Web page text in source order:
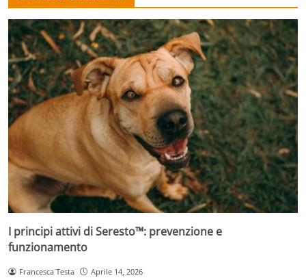
I principi attivi di Seresto™: prevenzione e
funzionamento
Francesca Testa Aprile 14, 2026